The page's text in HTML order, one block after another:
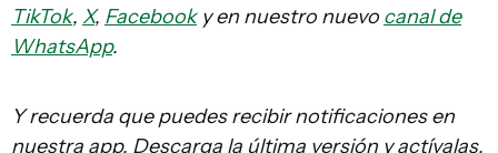
TikTok, X, Facebooky en nuestro nuevo canal de
WhatsApp.
Y recuerda que puedes recibir notificaciones en
nuestra app. Descarga la última versión y actívalas.